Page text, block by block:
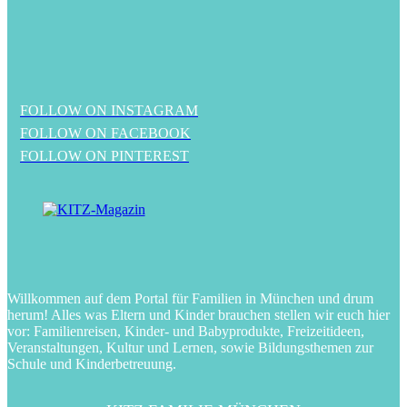
FOLLOW ON INSTAGRAM
FOLLOW ON FACEBOOK
FOLLOW ON PINTEREST
Willkommen auf dem Portal für Familien in München und drum
herum! Alles was Eltern und Kinder brauchen stellen wir euch hier
vor: Familienreisen, Kinder- und Babyprodukte, Freizeitideen,
Veranstaltungen, Kultur und Lernen, sowie Bildungsthemen zur
Schule und Kinderbetreuung.